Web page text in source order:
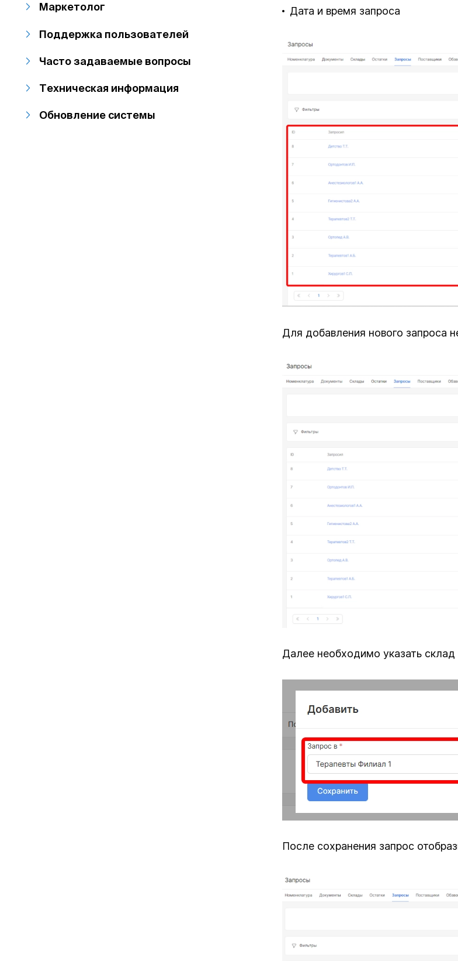
Маркетолог
Поддержка пользователей
Часто задаваемые вопросы
Техническая информация
Обновление системы
Дата и время запроса
Для добавления нового запроса
Далее необходимо указать склад
После сохранения запрос